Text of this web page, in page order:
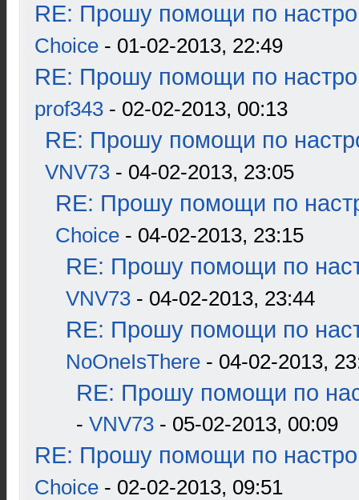
RE: Прошу помощи по
Choice - 01-02-2013, 22:49
RE: Прошу помощи по
prof343 - 02-02-2013, 00:13
RE: Прошу помощи по
VNV73 - 04-02-2013, 23:05
RE: Прошу помощи по
Choice - 04-02-2013, 23:15
RE: Прошу помощи по
VNV73 - 04-02-2013, 23:44
RE: Прошу помощи по
NoOneIsThere - 04-02-2013,
RE: Прошу помощи по
- VNV73 - 05-02-2013, 00:09
RE: Прошу помощи по
Choice - 02-02-2013, 09:51